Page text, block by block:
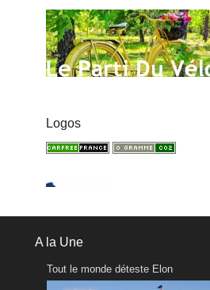
Logos
A la Une
Tout le monde déteste Elon